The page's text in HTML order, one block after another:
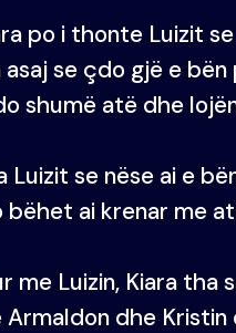
po i thonte Luizit
asaj se çdo gjë e
shumë atë dhe
Luizit se nëse ai e
bëhet ai krenar me
me Luizin, Kiara
dhe